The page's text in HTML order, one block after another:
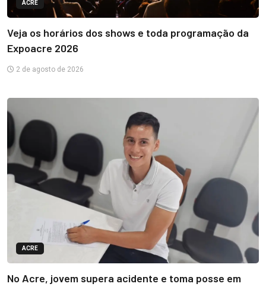
ACRE
Veja os horários dos shows e toda programação da
Expoacre 2026
2 de agosto de 2026
ACRE
No Acre, jovem supera acidente e toma posse em